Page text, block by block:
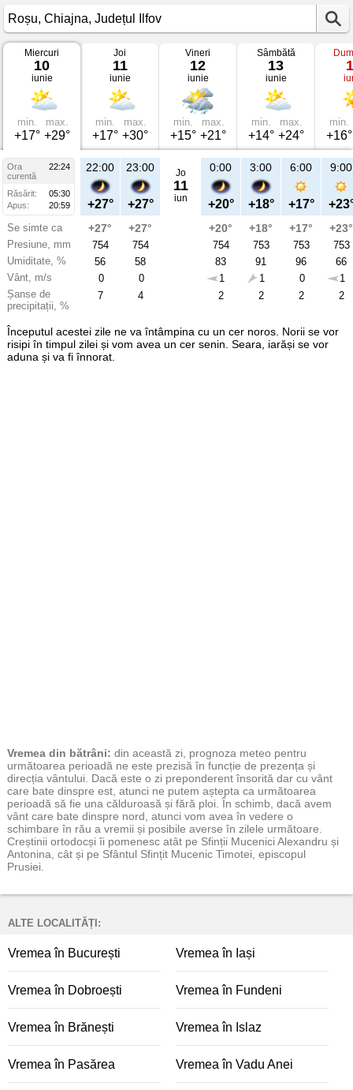
Vremea
Roșu
iunie
2026
Chiajna,
Județul
Miercuri
10
iunie
min.
+17°
max.
+29°
Joi
11
iunie
min.
+17°
max.
+30°
Vineri
12
iunie
min.
+15°
max.
+21°
Sâmbătă
13
iunie
min.
+14°
max.
+24°
min.
+16°
Ora
22:24
curentă
Răsărit:
05:30
Apus:
20:59
Se simte ca
Presiune, mm
Umiditate, %
Vânt, m/s
Șanse de
precipitații, %
22:00
+27°
+27°
754
56
0
7
23:00
+27°
+27°
754
58
0
4
Jo
11
iun
0:00
+20°
+20°
754
83
1
2
3:00
+18°
+18°
753
91
1
2
6:00
+17°
+17°
753
96
0
2
9:00
+23°
753
66
1
2
Începutul acestei zile ne va întâmpina cu un cer noros. Norii se vor
risipi în timpul zilei și vom avea un cer senin. Seara, iarăși se vor
aduna și va fi înnorat.
Vremea din bătrâni: din această zi, prognoza meteo pentru
următoarea perioadă ne este prezisă în funcție de prezența și
direcția vântului. Dacă este o zi preponderent însorită dar cu vânt
care bate dinspre est, atunci ne putem aștepta ca următoarea
perioadă să fie una călduroasă și fără ploi. În schimb, dacă avem
vânt care bate dinspre nord, atunci vom avea în vedere o
schimbare în rău a vremii și posibile averse în zilele următoare.
Creștinii ortodocși îi pomenesc atât pe Sfinții Mucenici Alexandru și
Antonina, cât și pe Sfântul Sfințit Mucenic Timotei, episcopul
Prusiei.
ALTE LOCALITĂȚI:
Vremea în București Vremea în Iași
Vremea în Dobroești Vremea în Fundeni
Vremea în Brănești Vremea în Islaz
Vremea în Pasărea Vremea în Vadu Anei